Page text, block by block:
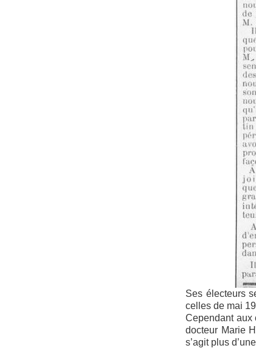
Ses électeurs
celles de mai
Cependant aux
docteur Marie
s’agit plus